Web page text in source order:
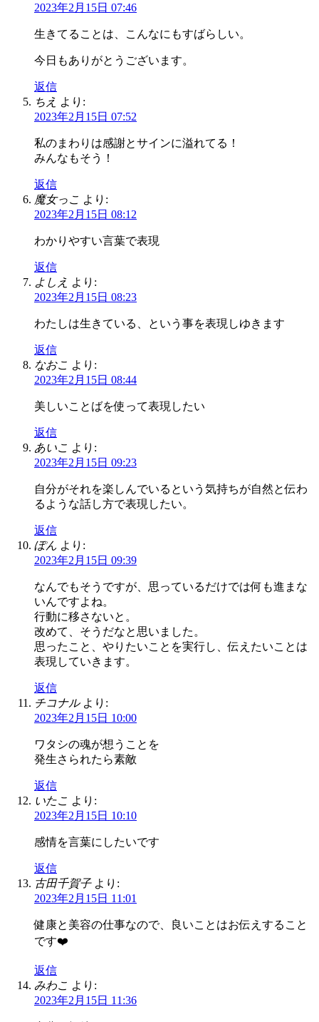
2023年2月15日 07:46
生きてることは、こんなにもすばらしい。
今日もありがとうございます。
返信
ちえ より:
2023年2月15日 07:52
私のまわりは感謝とサインに溢れてる！
みんなもそう！
返信
魔女っこ より:
2023年2月15日 08:12
わかりやすい言葉で表現
返信
よしえ より:
2023年2月15日 08:23
わたしは生きている、という事を表現しゆきます
返信
なおこ より:
2023年2月15日 08:44
美しいことばを使って表現したい
返信
あいこ より:
2023年2月15日 09:23
自分がそれを楽しんでいるという気持ちが自然と伝わ
るような話し方で表現したい。
返信
ぽん より:
2023年2月15日 09:39
なんでもそうですが、思っているだけでは何も進まな
いんですよね。
行動に移さないと。
改めて、そうだなと思いました。
思ったこと、やりたいことを実行し、伝えたいことは
表現していきます。
返信
チコナル より:
2023年2月15日 10:00
ワタシの魂が想うことを
発生さられたら素敵
返信
いたこ より:
2023年2月15日 10:10
感情を言葉にしたいです
返信
古田千賀子 より:
2023年2月15日 11:01
健康と美容の仕事なので、良いことはお伝えすること
です❤️
返信
みわこ より:
2023年2月15日 11:36